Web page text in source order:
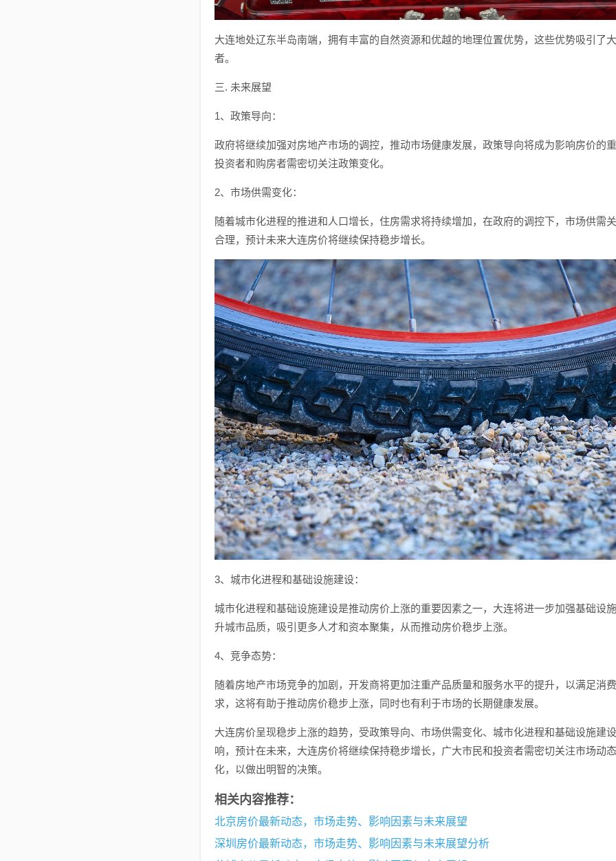
大连地处辽东半岛南端，拥有丰富的自然资源和优越的地理位置优势，这些优势吸引了
者。
三. 未来展望
1、政策导向：
政府将继续加强对房地产市场的调控，推动市场健康发展，政策导向将成为影响房价的
投资者和购房者需密切关注政策变化。
2、市场供需变化：
随着城市化进程的推进和人口增长，住房需求将持续增加，在政府的调控下，市场供需
合理，预计未来大连房价将继续保持稳步增长。
3、城市化进程和基础设施建设：
城市化进程和基础设施建设是推动房价上涨的重要因素之一，大连将进一步加强基础设
升城市品质，吸引更多人才和资本聚集，从而推动房价稳步上涨。
4、竞争态势：
随着房地产市场竞争的加剧，开发商将更加注重产品质量和服务水平的提升，以满足消
求，这将有助于推动房价稳步上涨，同时也有利于市场的长期健康发展。
大连房价呈现稳步上涨的趋势，受政策导向、市场供需变化、城市化进程和基础设施建
响，预计在未来，大连房价将继续保持稳步增长，广大市民和投资者需密切关注市场动
化，以做出明智的决策。
相关内容推荐：
北京房价最新动态，市场走势、影响因素与未来展望
深圳房价最新动态，市场走势、影响因素与未来展望分析